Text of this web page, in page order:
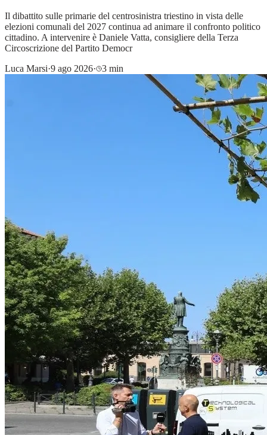
Il dibattito sulle primarie del centrosinistra triestino in vista delle
elezioni comunali del 2027 continua ad animare il confronto politico
cittadino. A intervenire è Daniele Vatta, consigliere della Terza
Circoscrizione del Partito Democr
Luca Marsi·9 ago 2026· 3 min